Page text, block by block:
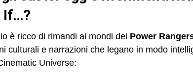
If…?
è ricco di rimandi ai mondi dei Power
culturali e narrazioni che legano in modo
Universe: